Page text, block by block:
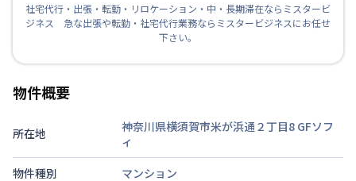
社宅代行・出張・転勤・リロケーション・中・長期滞在ならミスタービ
ジネス 急な出張や転勤・社宅代行業務ならミスタービジネスにお任せ
下さい。
物件概要
所在地 神奈川県横須賀市米が浜通２丁目8 GFソフ
ィ
物件種別
マンション